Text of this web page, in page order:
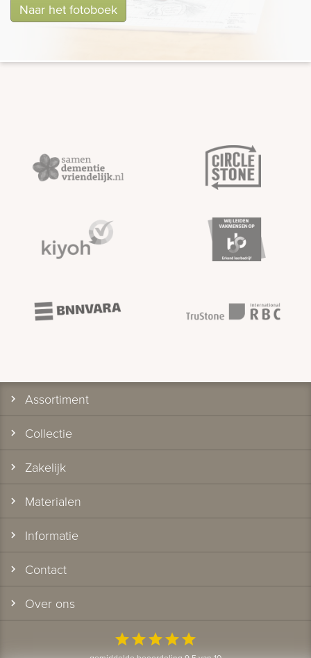
Naar het fotoboek
Assortiment
Collectie
Zakelijk
Materialen
Informatie
Contact
Over ons
starstarstarstarstar